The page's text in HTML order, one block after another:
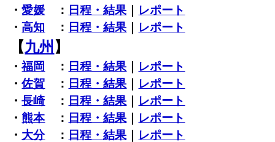
・愛媛 ： 日程・結果
レポート
・高知 ： 日程・結果 レポート
【九州 】
・福岡 ： 日程・結果
レポート
・佐賀 ： 日程・結果
レポート
・長崎： 日程・結果
レポート
・ 熊本： 日程・結果
レポート
・ 大分： 日程・結果
レポート